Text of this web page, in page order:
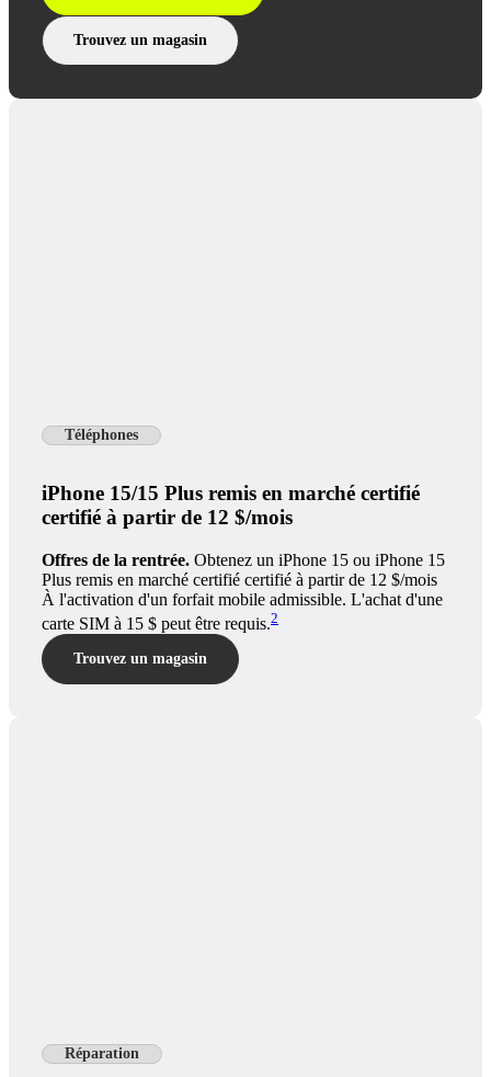
Trouvez un magasin
Téléphones
iPhone 15/15 Plus remis en marché certifié
certifié à partir de 12 $/mois
Offres de la rentrée. Obtenez un iPhone 15 ou iPhone 15
Plus remis en marché certifié certifié à partir de 12 $/mois
À l'activation d'un forfait mobile admissible. L'achat d'une
carte SIM à 15 $ peut être requis.2
Trouvez un magasin
Réparation